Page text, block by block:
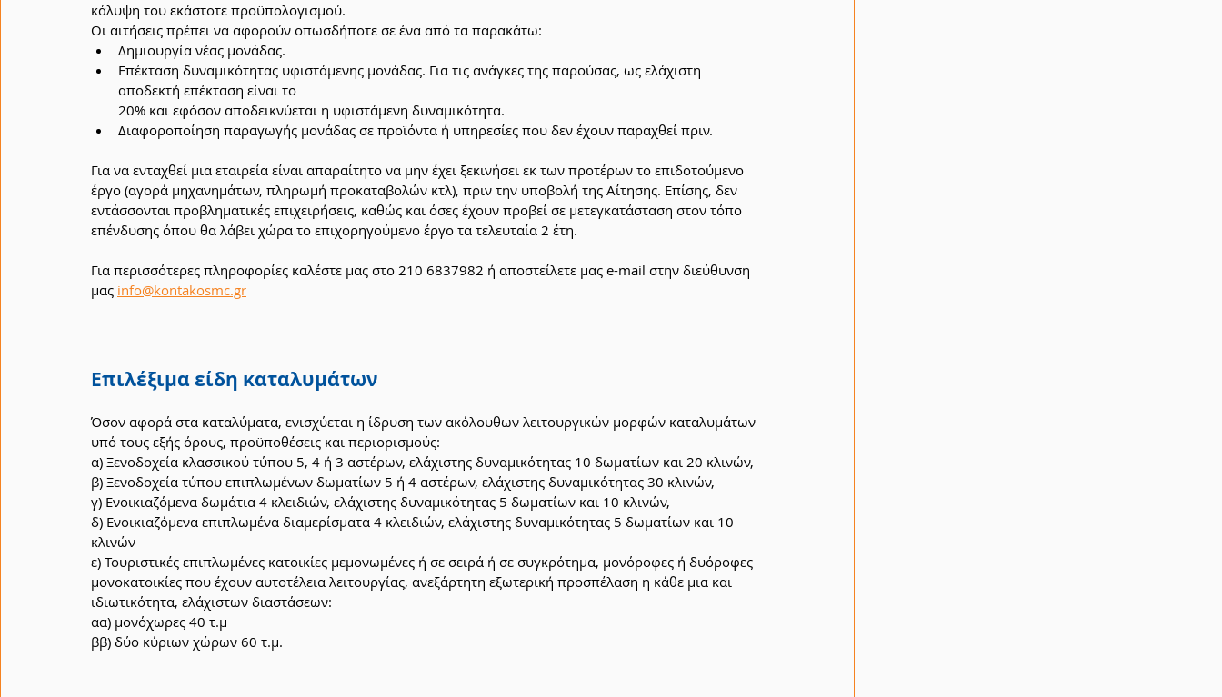
κάλυψη του εκάστοτε προϋπολογισμού.
Οι αιτήσεις πρέπει να αφορούν οπωσδήποτε σε ένα από τα παρακάτω:
Δημιουργία νέας μονάδας.
Επέκταση δυναμικότητας υφιστάμενης μονάδας. Για τις ανάγκες της παρούσας, ως ελάχιστη
αποδεκτή επέκταση είναι το
20% και εφόσον αποδεικνύεται η υφιστάμενη δυναμικότητα.
Διαφοροποίηση παραγωγής μονάδας σε προϊόντα ή υπηρεσίες που δεν έχουν παραχθεί πριν.
Για να ενταχθεί μια εταιρεία είναι απαραίτητο να μην έχει ξεκινήσει εκ των προτέρων το επιδοτούμενο
έργο (αγορά μηχανημάτων, πληρωμή προκαταβολών κτλ), πριν την υποβολή της Αίτησης. Επίσης, δεν
εντάσσονται προβληματικές επιχειρήσεις, καθώς και όσες έχουν προβεί σε μετεγκατάσταση στον τόπο
επένδυσης όπου θα λάβει χώρα το επιχορηγούμενο έργο τα τελευταία 2 έτη.
Για περισσότερες πληροφορίες καλέστε μας στο 210 6837982 ή αποστείλετε μας e-mail στην διεύθυνση
μας info@kontakosmc.gr
Επιλέξιμα είδη καταλυμάτων
Όσον αφορά στα καταλύματα, ενισχύεται η ίδρυση των ακόλουθων λειτουργικών μορφών καταλυμάτων
υπό τους εξής όρους, προϋποθέσεις και περιορισμούς:
α) Ξενοδοχεία κλασσικού τύπου 5, 4 ή 3 αστέρων, ελάχιστης δυναμικότητας 10 δωματίων και 20 κλινών,
β) Ξενοδοχεία τύπου επιπλωμένων δωματίων 5 ή 4 αστέρων, ελάχιστης δυναμικότητας 30 κλινών,
γ) Ενοικιαζόμενα δωμάτια 4 κλειδιών, ελάχιστης δυναμικότητας 5 δωματίων και 10 κλινών,
δ) Ενοικιαζόμενα επιπλωμένα διαμερίσματα 4 κλειδιών, ελάχιστης δυναμικότητας 5 δωματίων και 10
κλινών
ε) Τουριστικές επιπλωμένες κατοικίες μεμονωμένες ή σε σειρά ή σε συγκρότημα, μονόροφες ή δυόροφες
μονοκατοικίες που έχουν αυτοτέλεια λειτουργίας, ανεξάρτητη εξωτερική προσπέλαση η κάθε μια και
ιδιωτικότητα, ελάχιστων διαστάσεων:
αα) μονόχωρες 40 τ.μ
ββ) δύο κύριων χώρων 60 τ.μ.